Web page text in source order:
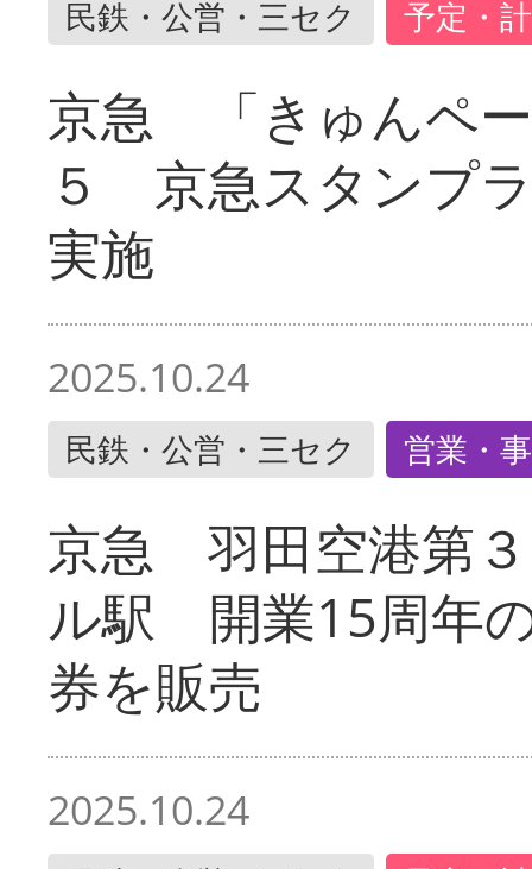
民鉄・公営・三セク 予定・
京急 「きゅんペ
５ 京急スタンプ
実施
2025.10.24
民鉄・公営・三セク 営業・
京急 羽田空港第
ル駅 開業15周年
券を販売
2025.10.24